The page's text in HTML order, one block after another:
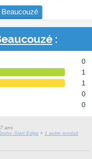
:
0
1
1
0
0
ans
Start Edge + 1 autre produit